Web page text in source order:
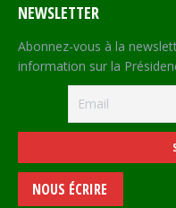
NEWSLETTER
Abonnez-vous à la
information sur la
NOUS ÉCRIRE